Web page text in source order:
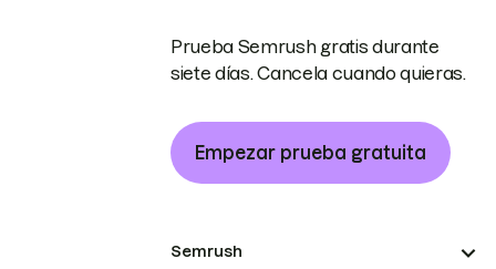
Prueba Semrush gratis durante
siete días. Cancela cuando quieras.
Empezar prueba gratuita
Semrush